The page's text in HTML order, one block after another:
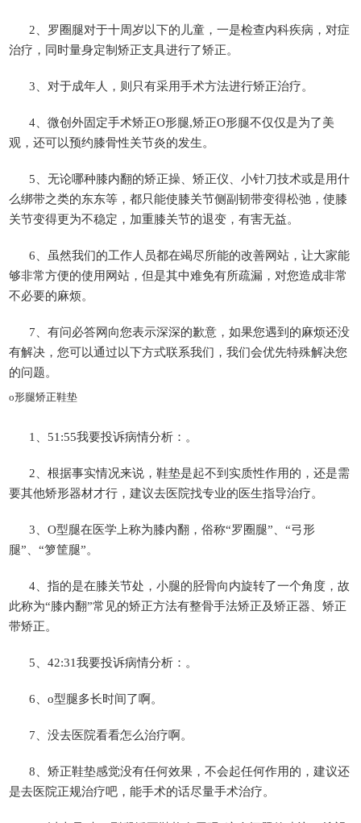
2、罗圈腿对于十周岁以下的儿童，一是检查内科疾病，对症
治疗，同时量身定制矫正支具进行了矫正。
3、对于成年人，则只有采用手术方法进行矫正治疗。
4、微创外固定手术矫正O形腿,矫正O形腿不仅仅是为了美
观，还可以预约膝骨性关节炎的发生。
5、无论哪种膝内翻的矫正操、矫正仪、小针刀技术或是用什
么绑带之类的东东等，都只能使膝关节侧副韧带变得松弛，使膝
关节变得更为不稳定，加重膝关节的退变，有害无益。
6、虽然我们的工作人员都在竭尽所能的改善网站，让大家能
够非常方便的使用网站，但是其中难免有所疏漏，对您造成非常
不必要的麻烦。
7、有问必答网向您表示深深的歉意，如果您遇到的麻烦还没
有解决，您可以通过以下方式联系我们，我们会优先特殊解决您
的问题。
o形腿矫正鞋垫
1、51:55我要投诉病情分析：。
2、根据事实情况来说，鞋垫是起不到实质性作用的，还是需
要其他矫形器材才行，建议去医院找专业的医生指导治疗。
3、O型腿在医学上称为膝内翻，俗称“罗圈腿”、“弓形
腿”、“箩筐腿”。
4、指的是在膝关节处，小腿的胫骨向内旋转了一个角度，故
此称为“膝内翻”常见的矫正方法有整骨手法矫正及矫正器、矫正
带矫正。
5、42:31我要投诉病情分析：。
6、o型腿多长时间了啊。
7、没去医院看看怎么治疗啊。
8、矫正鞋垫感觉没有任何效果，不会起任何作用的，建议还
是去医院正规治疗吧，能手术的话尽量手术治疗。